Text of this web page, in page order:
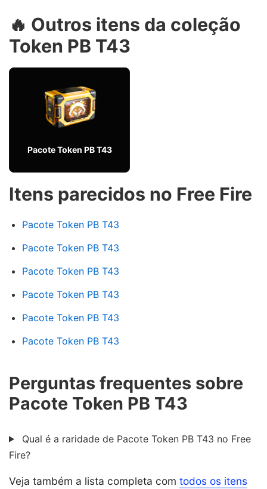
🔥 Outros itens da coleção
Token PB T43
Pacote Token PB T43
Itens parecidos no Free Fire
Pacote Token PB T43
Pacote Token PB T43
Pacote Token PB T43
Pacote Token PB T43
Pacote Token PB T43
Pacote Token PB T43
Perguntas frequentes sobre
Pacote Token PB T43
Qual é a raridade de Pacote Token PB T43 no Free
Fire?
Veja também a lista completa com todos os itens